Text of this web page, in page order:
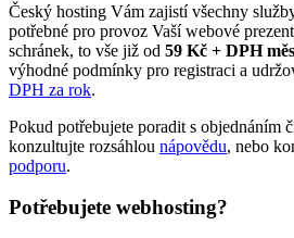
Český hosting Vám zajistí všechny
potřebné pro provoz Vaší webové
schránek, to vše již od 59 Kč + DPH
výhodné podmínky pro registraci a
DPH za rok.
Pokud potřebujete poradit s objednáním
konzultujte rozsáhlou nápovědu, nebo
podporu.
Potřebujete webhosting?